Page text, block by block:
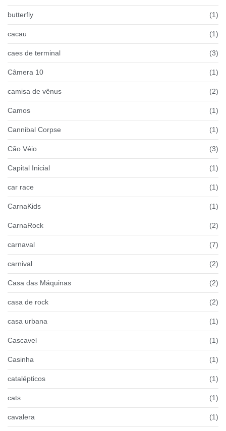
butterfly (1)
cacau (1)
caes de terminal (3)
Câmera 10 (1)
camisa de vênus (2)
Camos (1)
Cannibal Corpse (1)
Cão Véio (3)
Capital Inicial (1)
car race (1)
CarnaKids (1)
CarnaRock (2)
carnaval (7)
carnival (2)
Casa das Máquinas (2)
casa de rock (2)
casa urbana (1)
Cascavel (1)
Casinha (1)
catalépticos (1)
cats (1)
cavalera (1)